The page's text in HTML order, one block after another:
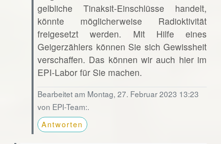
gelbliche Tinaksit-Einschlüsse handelt,
könnte möglicherweise Radioktivität
freigesetzt werden. Mit Hilfe eines
Geigerzählers können Sie sich Gewissheit
verschaffen. Das können wir auch hier im
EPI-Labor für Sie machen.
Bearbeitet am Montag, 27. Februar 2023 13:23
von EPI-Team:.
Antworten